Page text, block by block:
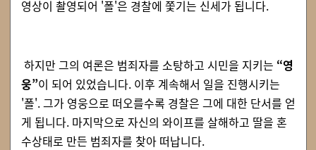
영상이 촬영되어 '폴'은 경찰에 쫓기는 신세가 됩니다.
하지만 그의 여론은 범죄자를 소탕하고 시민을 지키는 “영
웅”이 되어 있었습니다. 이후 계속해서 일을 진행시키는
'폴'. 그가 영웅으로 떠오를수록 경찰은 그에 대한 단서를 얻
게 됩니다. 마지막으로 자신의 와이프를 살해하고 딸을 혼
수상태로 만든 범죄자를 찾아 떠납니다.